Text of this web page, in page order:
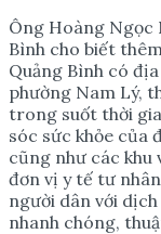
Ông Hoàng Ngọc
Bình cho biết
Quảng Bình có
phường Nam Lý,
trong suốt thời
sóc sức khỏe của
cũng như các khu
đơn vị y tế tư
người dân với
nhanh chóng,